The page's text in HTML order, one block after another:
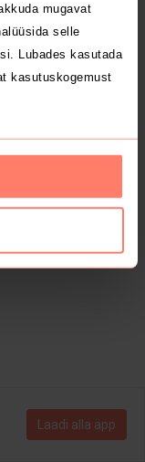
mugavat
selle
Lubades kasutada
kasutuskogemust
Laadi alla äpp